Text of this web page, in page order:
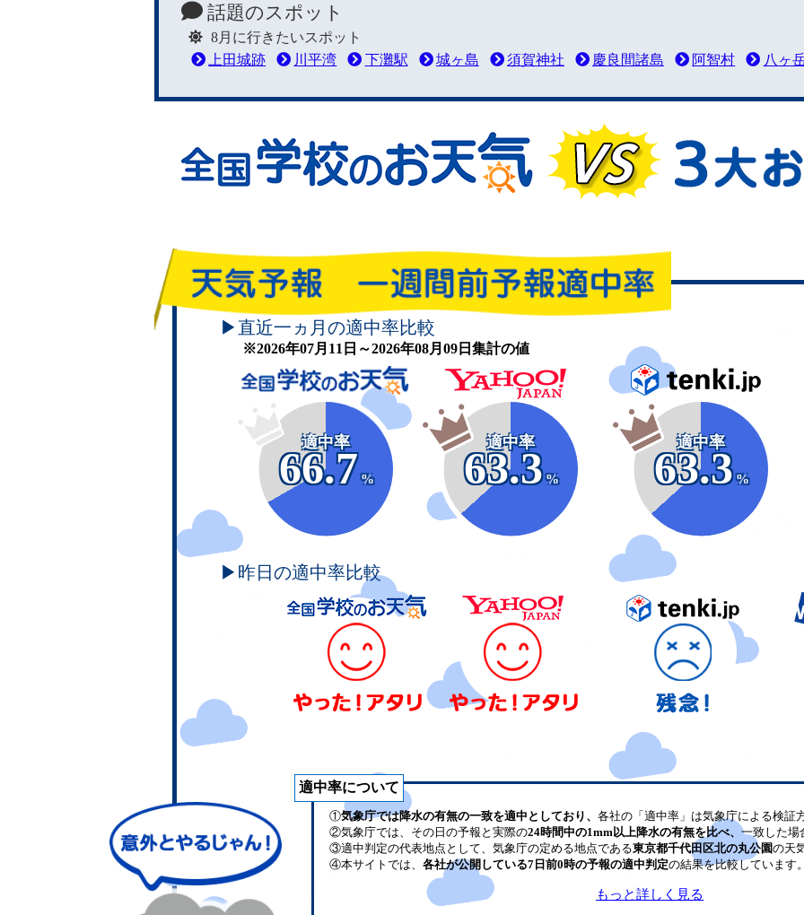
話題のスポット
8月に行きたいスポット
上田城跡
川平湾 下灘駅 城ヶ島 須賀神社 慶良間諸島 阿智村 八ヶ
▶直近一ヵ月の適中率比較
※2026年07月11日～2026年08月09日集計の値
適中率
66.7
%
適中率
63.3
%
適中率
63.3
%
▶昨日の適中率比較
適中率について
①気象庁では降水の有無の一致を適中としており、 各社の「適中率」は気象庁による検証
②気象庁では、その日の予報と実際の24時間中の1mm以上降水の有無を比べ、 一致した場
③適中判定の代表地点として、気象庁の定める地点である東京都千代田区北の丸公園の天
④本サイトでは、 各社が公開している7日前0時の予報の適中判定の結果を比較しています
もっと詳しく見る